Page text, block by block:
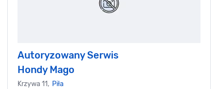
Autoryzowany Serwis
Hondy Mago
Krzywa 11, Piła